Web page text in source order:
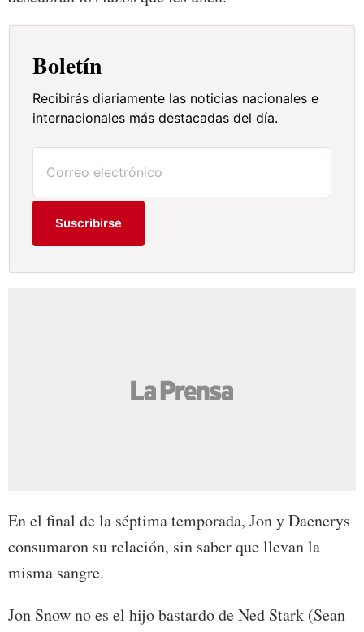
Boletín
Recibirás diariamente las noticias nacionales e
internacionales más destacadas del día.
Suscribirse
En el final de la séptima temporada, Jon y Daenerys
consumaron su relación, sin saber que llevan la
misma sangre.
Jon Snow no es el hijo bastardo de Ned Stark (Sean